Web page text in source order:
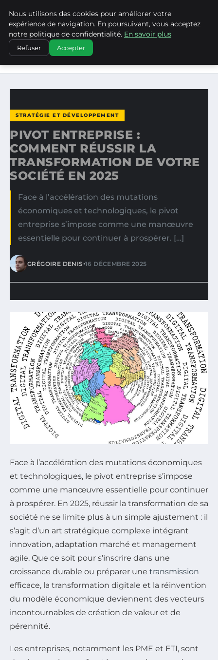
WP CAPE
ACCUEIL
STRATÉGIE ET DÉVELOPPEMENT
PIVOT ENTREPRISE : COMMENT RÉUSSIR LA
STRATÉGIE ET DÉVELOPPEMENT
PIVOT ENTREPRISE :
COMMENT RÉUSSIR LA
TRANSFORMATION DE VOTRE
SOCIÉTÉ EN 2025
Face à l’accélération des mutations
économiques et technologiques, le pivot
entreprise s’impose comme une manœuvre
essentielle pour continuer à prospérer. […]
GRÉGOIRE DENIS•16 DÉCEMBRE 2025
Face à l’accélération des mutations économiques
et technologiques, le pivot entreprise s’impose
comme une manœuvre essentielle pour continuer
à prospérer. En 2025, réussir la transformation de sa
société ne se limite plus à un simple ajustement : il
s’agit d’un art stratégique complexe intégrant
innovation, adaptation marché et management
agile. Que ce soit pour s’inscrire dans une
croissance durable ou préparer une transmission
efficace, la transformation digitale et la réinvention
du modèle économique deviennent des vecteurs
incontournables de création de valeur et de
pérennité.
Les entreprises, notamment les PME et ETI, sont
Nous utilisons des cookies pour améliorer votre
expérience de navigation. En poursuivant, vous acceptez
notre politique de confidentialité. En savoir plus
Refuser Accepter